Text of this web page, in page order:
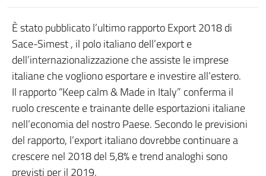
È stato pubblicato l’ultimo rapporto Export 2018 di
Sace-Simest , il polo italiano dell’export e
dell’internazionalizzazione che assiste le imprese
italiane che vogliono esportare e investire all’estero.
Il rapporto “Keep calm & Made in Italy” conferma il
ruolo crescente e trainante delle esportazioni italiane
nell’economia del nostro Paese. Secondo le previsioni
del rapporto, l’export italiano dovrebbe continuare a
crescere nel 2018 del 5,8% e trend analoghi sono
previsti per il 2019.